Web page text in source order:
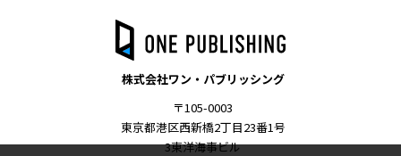
株式会社ワン・パブリッシング
〒105-0003
東京都港区西新橋2丁目23番1号
3東洋海事ビル